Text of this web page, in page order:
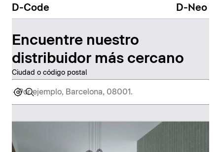
D-Code D-Neo
Encuentre nuestro
distribuidor más cercano
Ciudad o código postal